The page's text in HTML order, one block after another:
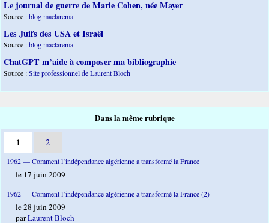
Le journal de guerre de Marie Cohen, née Mayer
Source :blog maclarema
Les Juifs des USA et Israël
Source :blog maclarema
ChatGPT m’aide à composer ma bibliographie
Source :Site professionnel de Laurent Bloch
Dans la même rubrique
1 2
1962 — Comment l’indépendance algérienne a transformé la France
le 17 juin 2009
1962 — Comment l’indépendance algérienne a transformé la France (2)
le 28 juin 2009
parLaurent Bloch